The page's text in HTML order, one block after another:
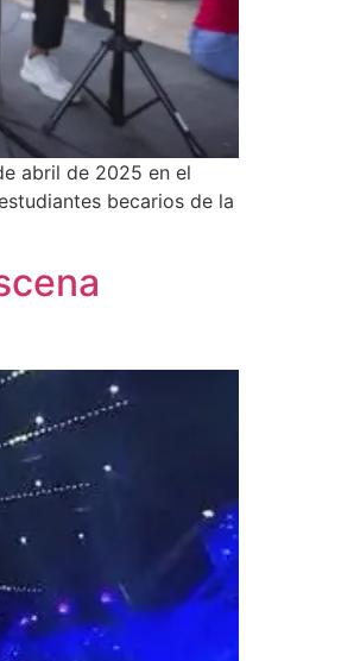
abril de 2025 en el
becarios de la